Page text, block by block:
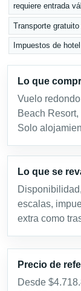
requiere entrada
Transporte
Impuestos de
Lo que
Vuelo
Beach
Solo
Lo que se
escalas,
extra como
Precio de
Desde